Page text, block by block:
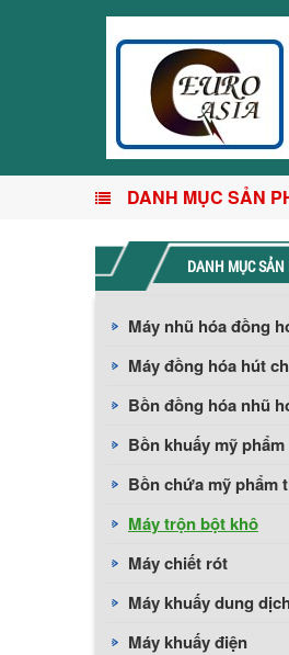
DANH MỤC SẢN
DANH MỤC
Máy nhũ hóa đồng
Máy đồng hóa hút
Bồn đồng hóa nhũ
Bồn khuấy mỹ
Bồn chứa mỹ phẩm
Máy trộn bột khô
Máy chiết rót
Máy khuấy dung
Máy khuấy điện